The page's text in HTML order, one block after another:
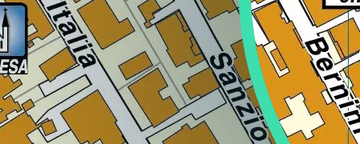
Liguria
Regione
Lombardia
Regione
Marche
Regione